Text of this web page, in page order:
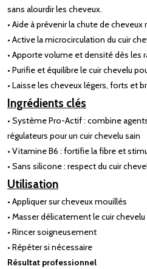
sans alourdir les cheveux.
• Aide à prévenir la chute de
• Active la microcirculation du cuir
• Apporte volume et densité dès les
• Purifie et équilibre le cuir chevelu
• Laisse les cheveux légers, forts et
Ingrédients clés
• Système Pro-Actif : combine
régulateurs pour un cuir chevelu sain
• Vitamine B6 : fortifie la fibre et
• Sans silicone : respect du cuir
Utilisation
• Appliquer sur cheveux mouillés
• Masser délicatement le cuir
• Rincer soigneusement
• Répéter si nécessaire
Résultat professionnel